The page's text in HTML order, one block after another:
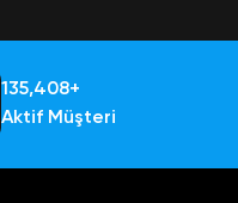
145,526+
Aktif Müşteri